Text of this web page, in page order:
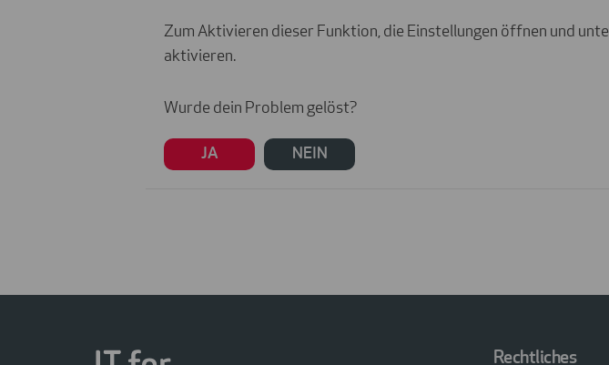
Zum Aktivieren dieser Funktion, die Einstellungen öffnen und
aktivieren.
Wurde dein Problem gelöst?
JA NEIN
Rechtliches